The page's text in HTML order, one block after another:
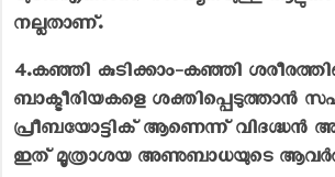
നല്ലതാണ്.
4.കഞ്ഞി കുടിക്കാം-കഞ്ഞി
ബാക്ടീരിയകളെ ശക്തിപ്പെടുത്താൻ
പ്രീബയോട്ടിക് ആണെന്ന് വിദഗ്ദ്ധൻ
ഇത് മൂത്രാശയ അണുബാധയുടെ